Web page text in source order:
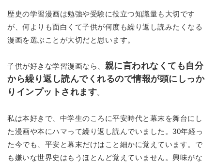
歴史の学習漫画は勉強や受験に役立つ知識量も大切です
が、何よりも面白くて子供が何度も繰り返し読みたくなる
漫画を選ぶことが大切だと思います。
子供が好きな学習漫画なら、 親に言われなくても自分
から繰り返し読んでくれるので情報が頭にしっか
りインプットされます。
私は本好きで、中学生のころに平安時代と幕末を舞台にし
た漫画や本にハマって繰り返し読んでいました。30年経っ
た今でも、平安と幕末だけはこと細かに覚えています。で
も嫌いな世界史はもうほとんど覚えていません。興味がな